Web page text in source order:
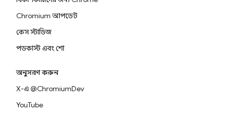
Chromium আপডেট
কেস স্টাডিজ
পডকাস্ট এবং শো
অনুসরণ করুন
X-এ @ChromiumDev
YouTube